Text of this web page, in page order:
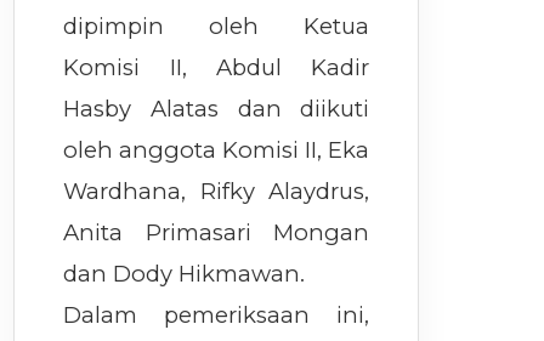
dipimpin oleh Ketua
Komisi II, Abdul Kadir
Hasby Alatas dan diikuti
oleh anggota Komisi II, Eka
Wardhana, Rifky Alaydrus,
Anita Primasari Mongan
dan Dody Hikmawan.
Dalam pemeriksaan ini,